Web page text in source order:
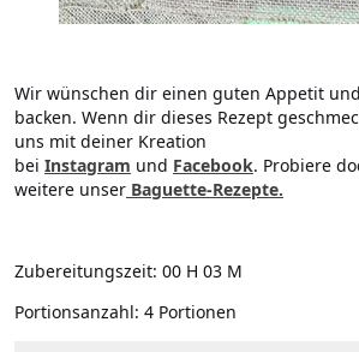
Wir wünschen dir einen guten Appetit
backen. Wenn dir dieses Rezept
uns mit deiner Kreation
bei Instagram und Facebook. Probiere
weitere unser Baguette-Rezepte.
Zubereitungszeit: 00 H 03 M
Portionsanzahl: 4 Portionen